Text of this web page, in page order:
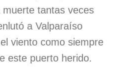
tantas veces
a Valparaíso
viento como siempre
este puerto herido.